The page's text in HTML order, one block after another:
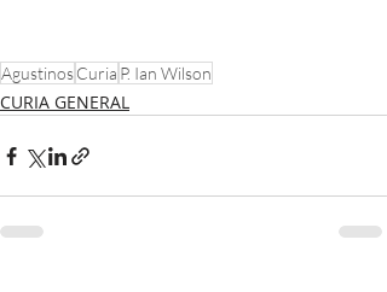
AgustinosCuria P. Ian Wilson
CURIA GENERAL